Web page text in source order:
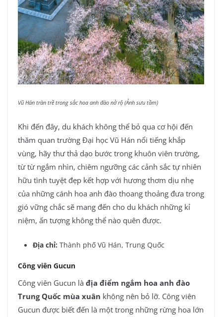
Vũ Hán tràn trề trong sắc hoa anh đào nở rộ (Ảnh sưu tầm)
Khi đến đây, du khách không thể bỏ qua cơ hội đến
thăm quan trường Đại học Vũ Hán nổi tiếng khắp
vùng, hãy thư thả dạo bước trong khuôn viên trường,
từ từ ngắm nhìn, chiêm ngưỡng các cảnh sắc tự nhiên
hữu tình tuyệt đẹp kết hợp với hương thơm dịu nhẹ
của những cánh hoa anh đào thoang thoảng đưa trong
gió vững chắc sẽ mang đến cho du khách những kỉ
niệm, ấn tượng không thể nào quên được.
Địa chỉ: Thành phố Vũ Hán, Trung Quốc
Công viên Gucun
Công viên Gucun là địa điểm ngắm hoa anh đào
Trung Quốc mùa xuân không nên bỏ lỡ. Công viên
Gucun được biết đến là một trong những rừng hoa lớn